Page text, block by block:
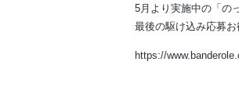
5月より実施中の「の
最後の駆け込み応募お
https://